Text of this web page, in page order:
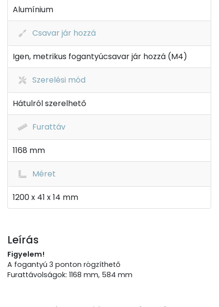
Alumínium
Csavar jár hozzá
Igen, metrikus fogantyúcsavar jár hozzá (M4)
Szerelési mód
Hátulról szerelhető
Furattáv
1168 mm
Méret
1200 x 41 x 14 mm
Leírás
Figyelem!
A fogantyú 3 ponton rögzíthető
Furattávolságok: 1168 mm, 584 mm